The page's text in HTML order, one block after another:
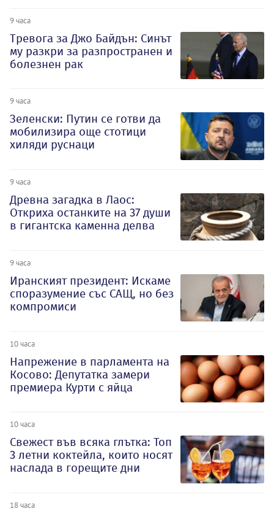
9 часа
Тревога за Джо Байдън: Синът
му разкри за разпространен и
болезнен рак
9 часа
Зеленски: Путин се готви да
мобилизира още стотици
хиляди руснаци
9 часа
Древна загадка в Лаос:
Откриха останките на 37 души
в гигантска каменна делва
9 часа
Иранският президент: Искаме
споразумение със САЩ, но без
компромиси
10 часа
Напрежение в парламента на
Косово: Депутатка замери
премиера Курти с яйца
10 часа
Свежест във всяка глътка: Топ
3 летни коктейла, които носят
наслада в горещите дни
18 часа